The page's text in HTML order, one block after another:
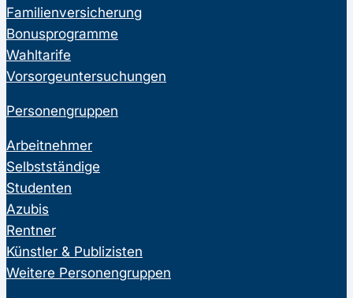
Familienversicherung
Bonusprogramme
Wahltarife
Vorsorgeuntersuchungen
Personengruppen
Arbeitnehmer
Selbstständige
Studenten
Azubis
Rentner
Künstler & Publizisten
Weitere Personengruppen